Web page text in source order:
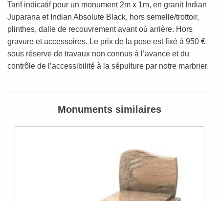
Tarif indicatif pour un monument 2m x 1m, en granit Indian
Juparana et Indian Absolute Black, hors semelle/trottoir,
plinthes, dalle de recouvrement avant où arrière. Hors
gravure et accessoires. Le prix de la pose est fixé à 950 €
sous réserve de travaux non connus à l’avance et du
contrôle de l’accessibilité à la sépulture par notre marbrier.
Monuments similaires